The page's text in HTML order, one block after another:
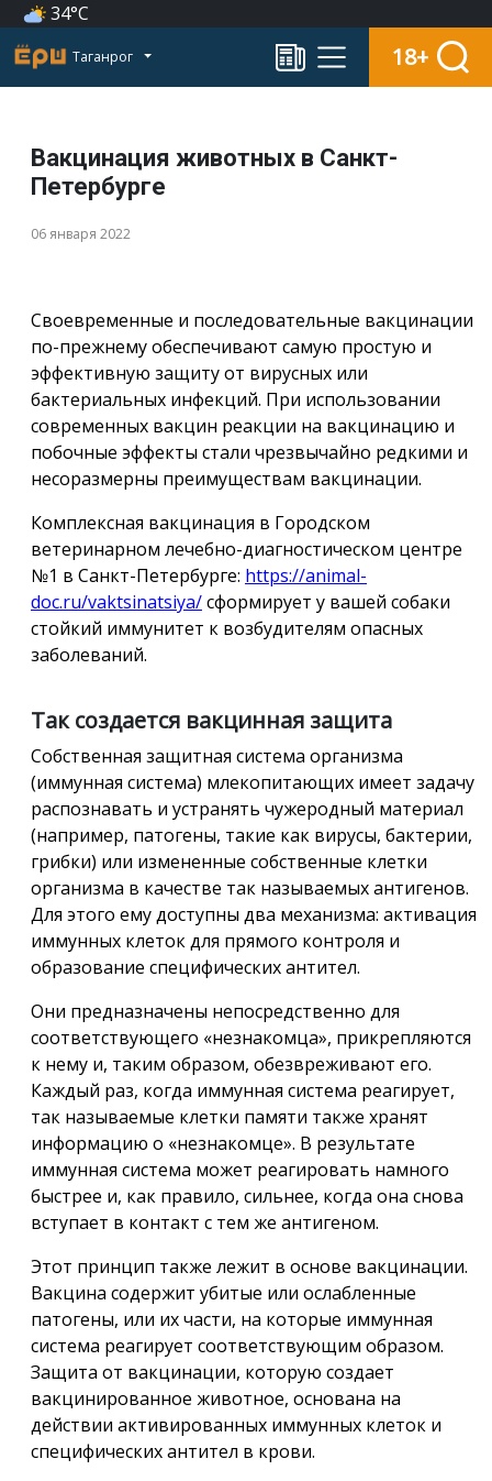
34°C
Таганрог 18+
Вакцинация животных в Санкт-
Петербурге
06 января 2022
Своевременные и последовательные вакцинации
по-прежнему обеспечивают самую простую и
эффективную защиту от вирусных или
бактериальных инфекций. При использовании
современных вакцин реакции на вакцинацию и
побочные эффекты стали чрезвычайно редкими и
несоразмерны преимуществам вакцинации.
Комплексная вакцинация в Городском
ветеринарном лечебно-диагностическом центре
№1 в Санкт-Петербурге: https://animal-
doc.ru/vaktsinatsiya/сформирует у вашей собаки
стойкий иммунитет к возбудителям опасных
заболеваний.
Так создается вакцинная защита
Собственная защитная система организма
(иммунная система) млекопитающих имеет задачу
распознавать и устранять чужеродный материал
(например, патогены, такие как вирусы, бактерии,
грибки) или измененные собственные клетки
организма в качестве так называемых антигенов.
Для этого ему доступны два механизма: активация
иммунных клеток для прямого контроля и
образование специфических антител.
Они предназначены непосредственно для
соответствующего «незнакомца», прикрепляются
к нему и, таким образом, обезвреживают его.
Каждый раз, когда иммунная система реагирует,
так называемые клетки памяти также хранят
информацию о «незнакомце». В результате
иммунная система может реагировать намного
быстрее и, как правило, сильнее, когда она снова
вступает в контакт с тем же антигеном.
Этот принцип также лежит в основе вакцинации.
Вакцина содержит убитые или ослабленные
патогены, или их части, на которые иммунная
система реагирует соответствующим образом.
Защита от вакцинации, которую создает
вакцинированное животное, основана на
действии активированных иммунных клеток и
специфических антител в крови.